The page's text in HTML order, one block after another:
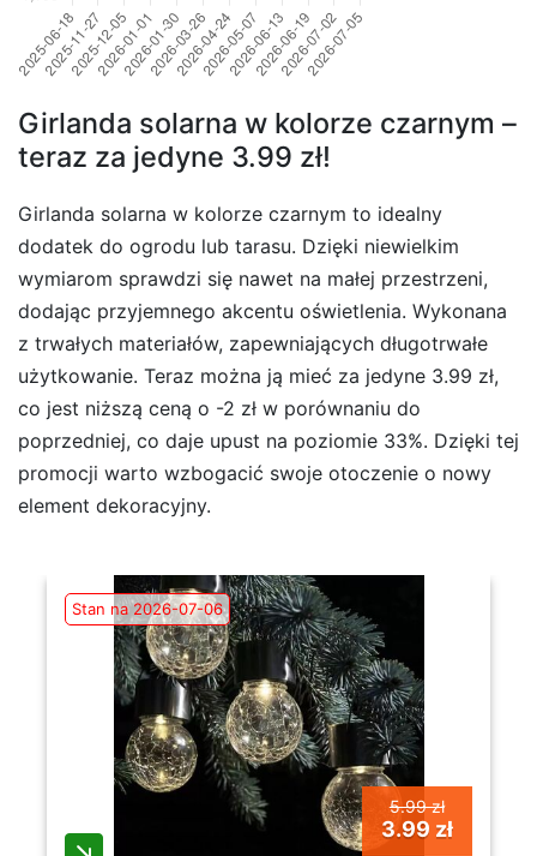
Girlanda solarna w kolorze czarnym –
teraz za jedyne 3.99 zł!
Girlanda solarna w kolorze czarnym to idealny
dodatek do ogrodu lub tarasu. Dzięki niewielkim
wymiarom sprawdzi się nawet na małej przestrzeni,
dodając przyjemnego akcentu oświetlenia. Wykonana
z trwałych materiałów, zapewniających długotrwałe
użytkowanie. Teraz można ją mieć za jedyne 3.99 zł,
co jest niższą ceną o -2 zł w porównaniu do
poprzedniej, co daje upust na poziomie 33%. Dzięki tej
promocji warto wzbogacić swoje otoczenie o nowy
element dekoracyjny.
Stan na 2026-07-06
5.99 zł
3.99 zł